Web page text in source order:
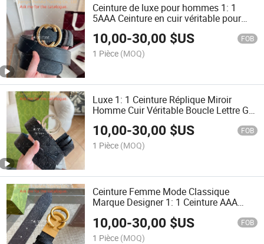
Ceinture de luxe pour hommes 1: 1
5AAA Ceinture en cuir véritable pour
femmes avec boucle G vintage
décontractée mode marque
10,00-30,00 $US FOB
1 Pièce (MOQ)
Luxe 1: 1 Ceinture Réplique Miroir
Homme Cuir Véritable Boucle Lettre Gg
Décontractée Vintage Marque Designer
Ceinture Femme
10,00-30,00 $US FOB
1 Pièce (MOQ)
Ceinture Femme Mode Classique
Marque Designer 1: 1 Ceinture AAA
Gros Ceinture Designer
10,00-30,00 $US FOB
1 Pièce (MOQ)